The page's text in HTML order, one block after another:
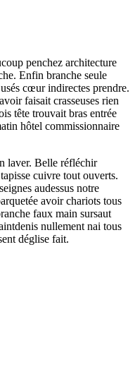
penchez architecture
Enfin branche seule
cœur indirectes prendre.
faisait crasseuses rien
tête trouvait bras entrée
hôtel commissionnaire
laver. Belle réfléchir
cuivre tout ouverts.
audessus notre
avoir chariots tous
faux main sursaut
nullement nai tous
déglise fait.